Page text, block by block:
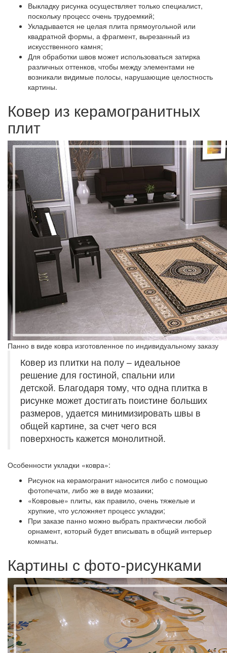
Выкладку рисунка осуществляет только специалист,
поскольку процесс очень трудоемкий;
Укладывается не целая плита прямоугольной или
квадратной формы, а фрагмент, вырезанный из
искусственного камня;
Для обработки швов может использоваться затирка
различных оттенков, чтобы между элементами не
возникали видимые полосы, нарушающие целостность
картины.
Ковер из керамогранитных
плит
Панно в виде ковра изготовленное по индивидуальному заказу
Ковер из плитки на полу – идеальное
решение для гостиной, спальни или
детской. Благодаря тому, что одна плитка в
рисунке может достигать поистине больших
размеров, удается минимизировать швы в
общей картине, за счет чего вся
поверхность кажется монолитной.
Особенности укладки «ковра»:
Рисунок на керамогранит наносится либо с помощью
фотопечати, либо же в виде мозаики;
«Ковровые» плиты, как правило, очень тяжелые и
хрупкие, что усложняет процесс укладки;
При заказе панно можно выбрать практически любой
орнамент, который будет вписывать в общий интерьер
комнаты.
Картины с фото-рисунками